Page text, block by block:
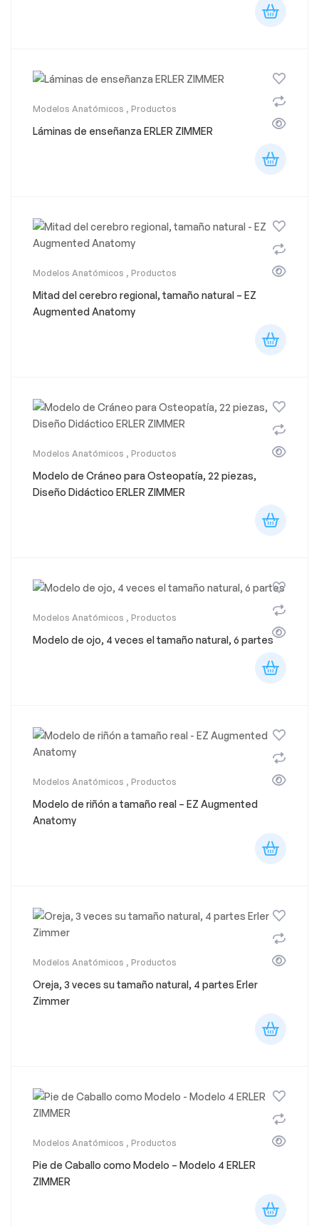
Modelos Anatómicos , Productos
Láminas de enseñanza ERLER ZIMMER
Modelos Anatómicos , Productos
Mitad del cerebro regional, tamaño natural – EZ
Augmented Anatomy
Modelos Anatómicos , Productos
Modelo de Cráneo para Osteopatía, 22 piezas,
Diseño Didáctico ERLER ZIMMER
Modelos Anatómicos , Productos
Modelo de ojo, 4 veces el tamaño natural, 6 partes
Modelos Anatómicos , Productos
Modelo de riñón a tamaño real – EZ Augmented
Anatomy
Modelos Anatómicos , Productos
Oreja, 3 veces su tamaño natural, 4 partes Erler
Zimmer
Modelos Anatómicos , Productos
Pie de Caballo como Modelo – Modelo 4 ERLER
ZIMMER